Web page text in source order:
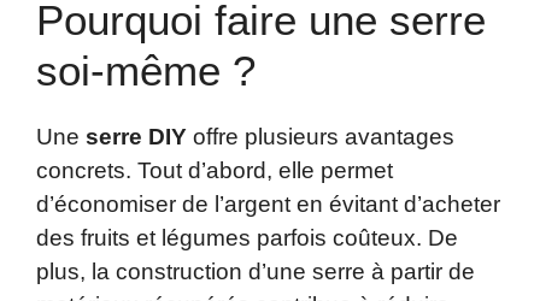
Pourquoi faire une serre
soi-même ?
Une serre DIY offre plusieurs avantages
concrets. Tout d’abord, elle permet
d’économiser de l’argent en évitant d’acheter
des fruits et légumes parfois coûteux. De
plus, la construction d’une serre à partir de